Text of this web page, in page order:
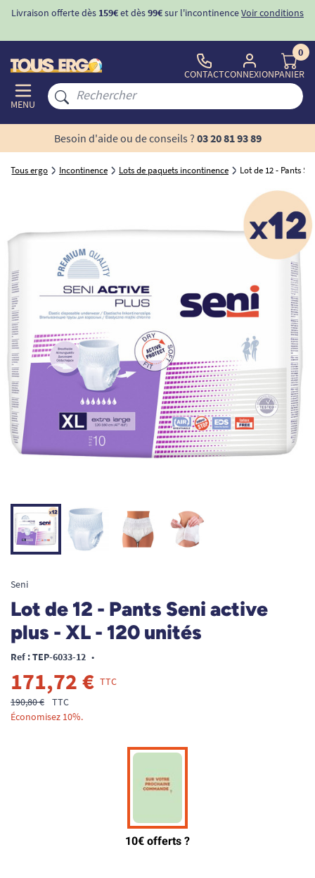
Livraison offerte dès 159€et dès99€sur l'incontinenceVoir conditions
MENU
CONTACTCONNEXION
0
PANIER
Besoin d'aide ou de conseils ? 03 20 81 93 89
Tous ergo Incontinence Lots de paquets incontinence Lot de 12 - Pants
Seni
Lot de 12 - Pants Seni active
plus - XL - 120 unités
Ref : TEP-6033-12 •
171,72 € TTC
190,80 €
TTC
Économisez 10%.